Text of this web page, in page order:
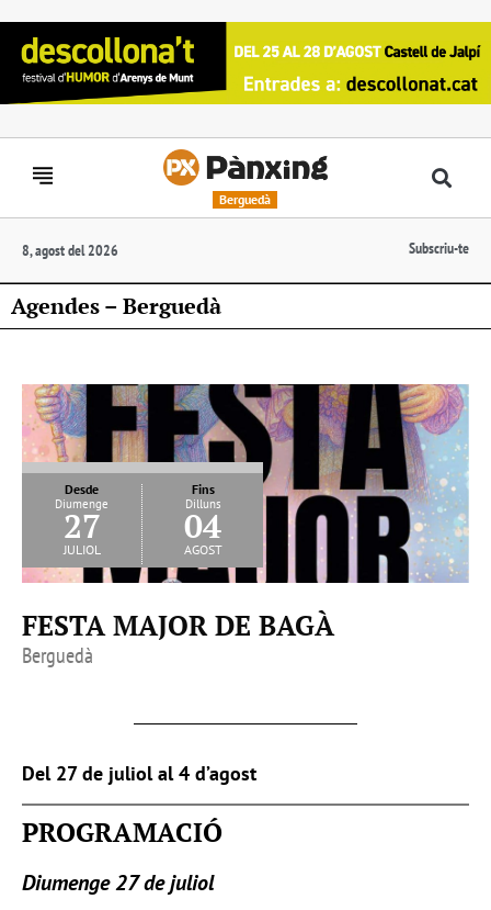
Berguedà
8, agost del 2026 Subscriu-te
Agendes – Berguedà
Desde
Diumenge
27
juliol
Fins
Dilluns
04
agost
FESTA MAJOR DE BAGÀ
Berguedà
Del 27 de juliol al 4 d’agost
PROGRAMACIÓ
Diumenge 27 de juliol